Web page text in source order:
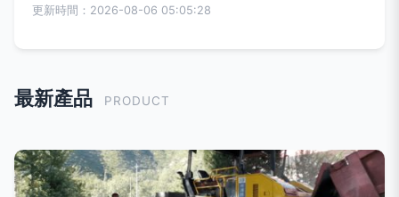
更新時間：2026-08-06 05:05:28
最新產品 PRODUCT